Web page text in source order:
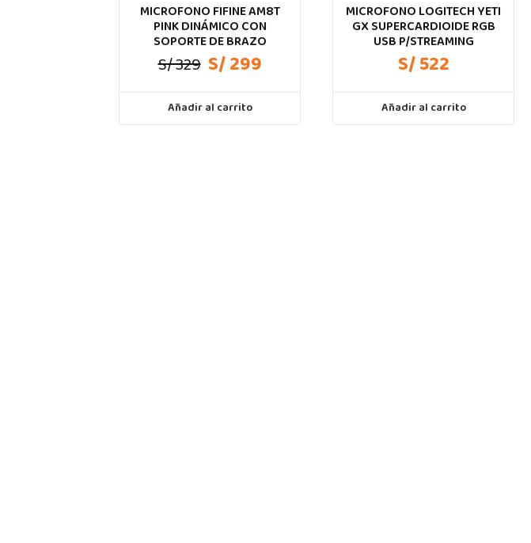
MICROFONO FIFINE AM8T
PINK DINÁMICO CON
SOPORTE DE BRAZO
S/ 329 S/ 299
Añadir al carrito
MICROFONO LOGITECH YETI
GX SUPERCARDIOIDE RGB
USB P/STREAMING
S/ 522
Añadir al carrito